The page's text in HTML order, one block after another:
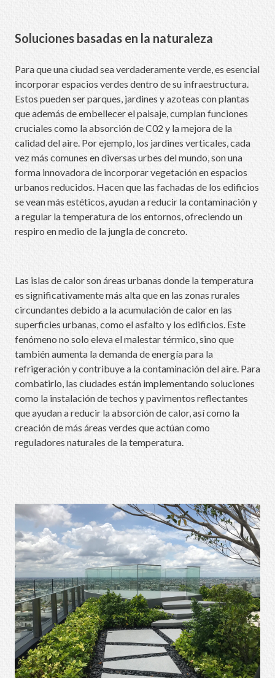
Soluciones basadas en la naturaleza
Para que una ciudad sea verdaderamente verde, es esencial
incorporar espacios verdes dentro de su infraestructura.
Estos pueden ser parques, jardines y azoteas con plantas
que además de embellecer el paisaje, cumplan funciones
cruciales como la absorción de C02 y la mejora de la
calidad del aire. Por ejemplo, los jardines verticales, cada
vez más comunes en diversas urbes del mundo, son una
forma innovadora de incorporar vegetación en espacios
urbanos reducidos. Hacen que las fachadas de los edificios
se vean más estéticos, ayudan a reducir la contaminación y
a regular la temperatura de los entornos, ofreciendo un
respiro en medio de la jungla de concreto.
Las islas de calor son áreas urbanas donde la temperatura
es significativamente más alta que en las zonas rurales
circundantes debido a la acumulación de calor en las
superficies urbanas, como el asfalto y los edificios. Este
fenómeno no solo eleva el malestar térmico, sino que
también aumenta la demanda de energía para la
refrigeración y contribuye a la contaminación del aire. Para
combatirlo, las ciudades están implementando soluciones
como la instalación de techos y pavimentos reflectantes
que ayudan a reducir la absorción de calor, así como la
creación de más áreas verdes que actúan como
reguladores naturales de la temperatura.